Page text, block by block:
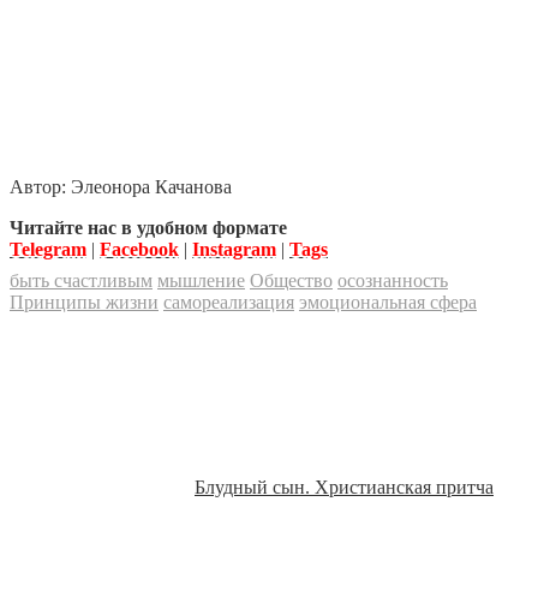
Автор: Элеонора Качанова
Читайте нас в удобном формате
Telegram | Facebook | Instagram | Tags
быть счастливым мышление Общество осознанность
Принципы жизни самореализация эмоциональная сфера
Блудный сын. Христианская притча